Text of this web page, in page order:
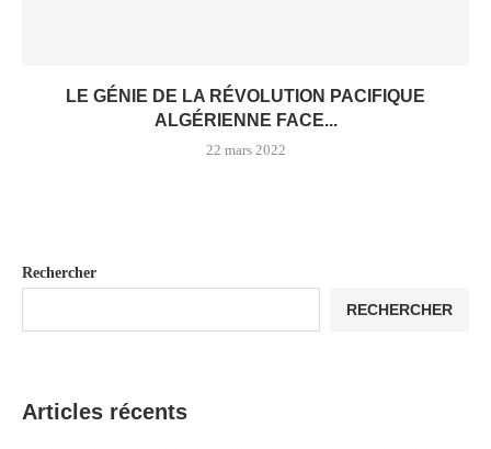
LE GÉNIE DE LA RÉVOLUTION PACIFIQUE
ALGÉRIENNE FACE...
22 mars 2022
Rechercher
RECHERCHER
Articles récents